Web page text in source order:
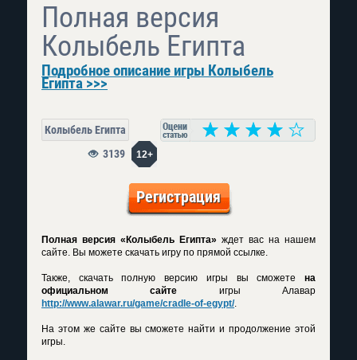
Полная версия
Колыбель Египта
Подробное описание игры Колыбель
Египта >>>
Колыбель Египта
12+
3139
Регистрация
Полная версия «Колыбель Египта» ждет вас на нашем
сайте. Вы можете скачать игру по прямой ссылке.
Также, скачать полную версию игры вы сможете на
официальном сайте игры Алавар
http://www.alawar.ru/game/cradle-of-egypt/.
На этом же сайте вы сможете найти и продолжение этой
игры.